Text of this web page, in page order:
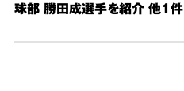
球部 勝田成選手を紹介 他1件